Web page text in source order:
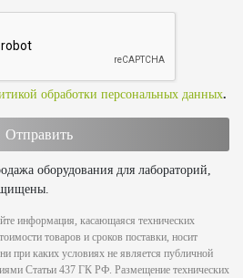
обработки персональных данных.
оборудования для лабораторий,
информация, касающаяся технических
товаров и сроков поставки, носит
при каких условиях не является публичной
Статьи 437 ГК РФ. Размещение технических